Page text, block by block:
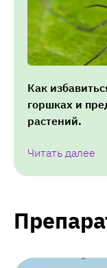
Как
горшках и
растений.
Читать далее